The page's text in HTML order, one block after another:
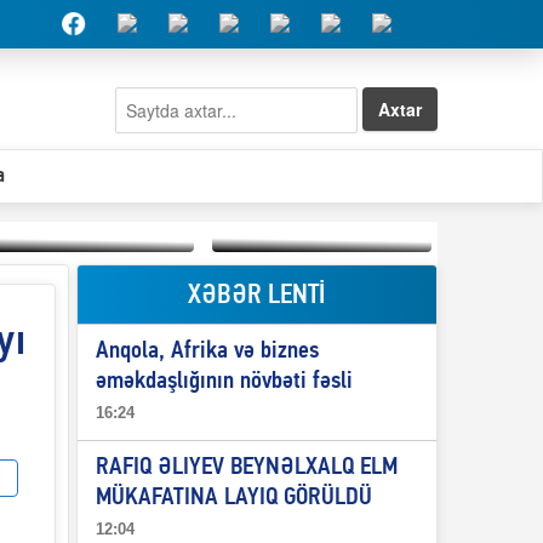
Axtar
səlis məntiq və
nitq” elmimizə
Elşad Abdullayevin
erməniləri
maliyyələşdirən oğlu
niyə Azərbaycana
ekstradisiya olunmur?
XƏBƏR LENTİ
Anqola, Afrika və biznes
əməkdaşlığının növbəti fəsli
16:24
RAFIQ ƏLIYEV BEYNƏLXALQ ELM
MÜKAFATINA LAYIQ GÖRÜLDÜ
12:04